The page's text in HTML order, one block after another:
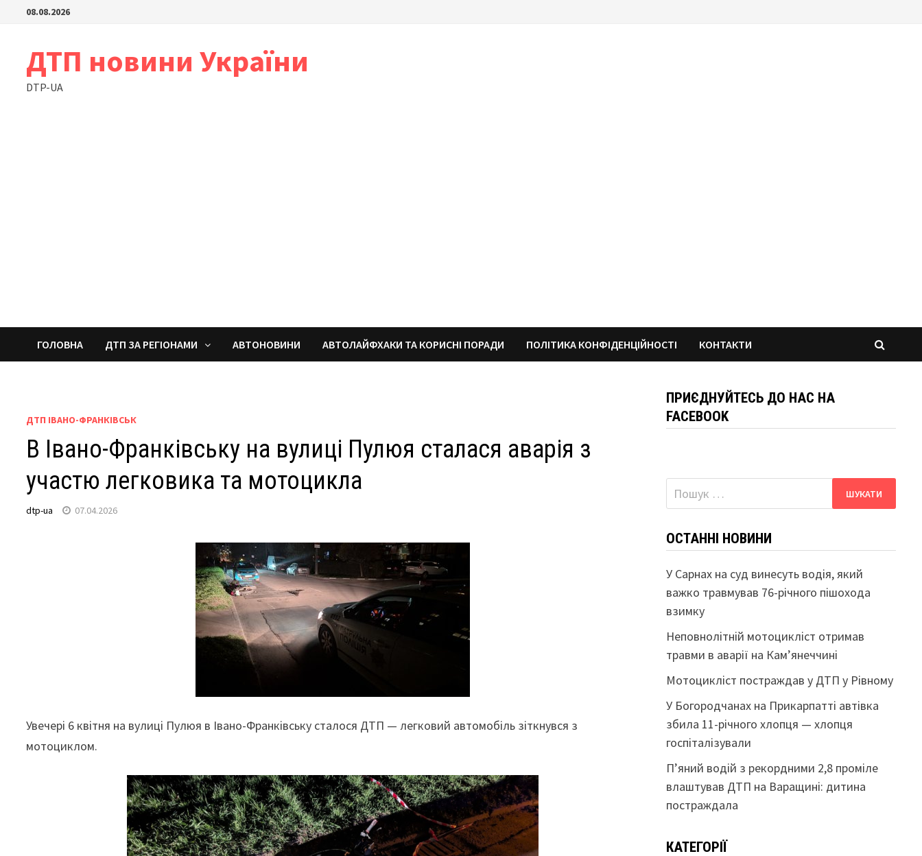
08.08.2026
ДТП новини України
DTP-UA
ГОЛОВНА ДТП ЗА РЕГІОНАМИ АВТОНОВИНИ АВТОЛАЙФХАКИ ТА КОРИСНІ ПОРАДИ ПОЛІТИКА КОНФІДЕНЦІЙНОСТІ КОНТАКТИ
ДТП ІВАНО-ФРАНКІВСЬК
В Івано-Франківську на вулиці Пулюя сталася аварія з
участю легковика та мотоцикла
dtp-ua 07.04.2026
Увечері 6 квітня на вулиці Пулюя в Івано-Франківську сталося ДТП — легковий автомобіль зіткнувся з
мотоциклом.
ПРИЄДНУЙТЕСЬ ДО НАС НА
FACEBOOK
Пошук:
ОСТАННІ НОВИНИ
У Сарнах на суд винесуть водія, який
важко травмував 76-річного пішохода
взимку
Неповнолітній мотоцикліст отримав
травми в аварії на Кам’янеччині
Мотоцикліст постраждав у ДТП у Рівному
У Богородчанах на Прикарпатті автівка
збила 11-річного хлопця — хлопця
госпіталізували
П’яний водій з рекордними 2,8 проміле
влаштував ДТП на Варащині: дитина
постраждала
КАТЕГОРІЇ